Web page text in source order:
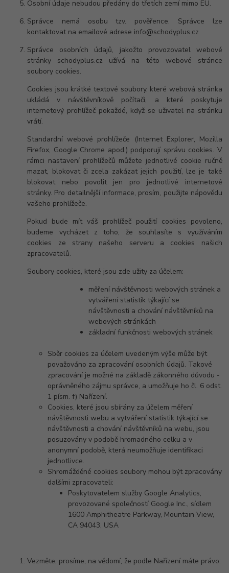
Osobní údaje nebudou předány do třetích zemí mimo EU.
Správce nemá osobu tzv. pověřence. Správce lze
kontaktovat na emailové adrese info@schodyplus.cz
Správce osobních údajů, jakožto provozovatel webové
stránky schodyplus.cz užívá na této webové stránce
soubory cookies.
Cookies jsou krátké textové soubory, které webová stránka
ukládá v návštěvníkově počítači, a které poskytuje
internetový prohlížeč pokaždé, když se uživatel na stránku
vrátí.
Standardní webové prohlížeče (Internet Explorer, Mozilla
Firefox, Google Chrome apod.) podporují správu cookies. V
rámci nastavení prohlížečů můžete jednotlivé cookie ručně
mazat, blokovat či zcela zakázat jejich použití, lze je také
blokovat nebo povolit jen pro jednotlivé internetové
stránky. Pro detailnější informace, prosím, použijte nápovědu
vašeho prohlížeče.
Pokud bude mít váš prohlížeč použití cookies povoleno,
budeme vycházet z toho, že souhlasíte s využíváním
cookies ze strany našeho serveru a cookies našich
zpracovatelů.
Soubory cookies, které jsou zde užity za účelem:
měření návštěvnosti webových stránek a
vytváření statistik týkající se
návštěvnosti a chování návštěvníků na
webových stránkách
základní funkčnosti webových stránek
Sběr cookies za účelem uvedeným výše může být
považováno za zpracování osobních údajů. Takové
zpracování je možné na základě zákonného důvodu -
oprávněného zájmu správce, a umožňuje ho čl. 6 odst.
1 písm. f) Nařízení.
Cookies, které jsou sbírány za účelem měření
návštěvnosti webu a vytváření statistik týkající se
návštěvnosti a chování návštěvníků na webu, jsou
posuzovány v podobě hromadného celku a v
anonymní podobě, která neumožňuje identifikaci
jednotlivce.
Shromážděné cookies soubory mohou být zpracovány
dalšími zpracovateli:
Poskytovatelem služby Google Analytics,
provozované společností Google Inc., sídlem
1600 Amphitheatre Parkway, Mountain View,
CA 94043, USA
Vezměte, prosíme, na vědomí, že podle Nařízení máte právo: